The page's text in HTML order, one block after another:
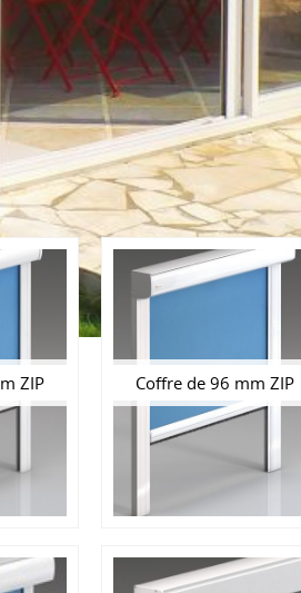
ZIP Coffre de 96 mm ZIP